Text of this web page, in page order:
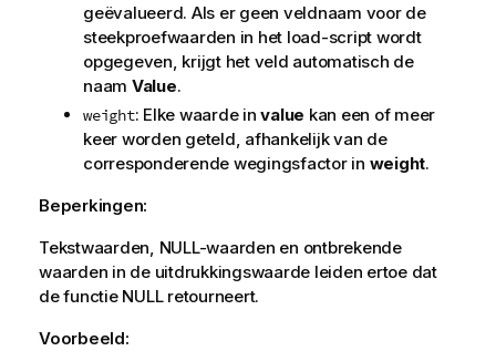
geëvalueerd. Als er geen veldnaam voor de
steekproefwaarden in het load-script wordt
opgegeven, krijgt het veld automatisch de
naam Value.
weight: Elke waarde invalue kan een of meer
keer worden geteld, afhankelijk van de
corresponderende wegingsfactor in weight.
Beperkingen:
Tekstwaarden, NULL-waarden en ontbrekende
waarden in de uitdrukkingswaarde leiden ertoe dat
de functie NULLretourneert.
Voorbeeld: